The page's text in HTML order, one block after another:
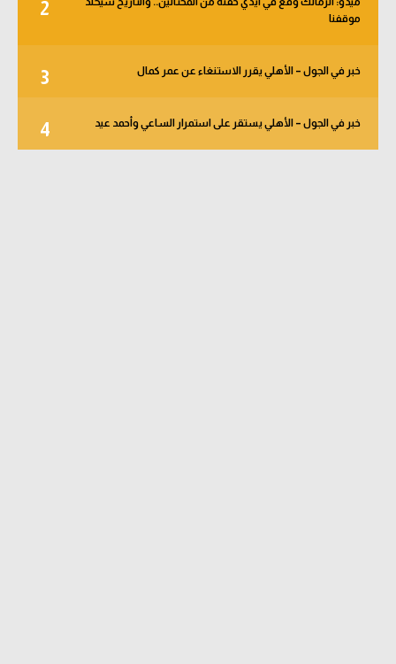
2
موقفنا
3 خبر في الجول – الأهلي يقرر الاستنغاء عن عمر كمال
4 خبر في الجول – الأهلي يستقر على استمرار الساعي وأحمد عيد